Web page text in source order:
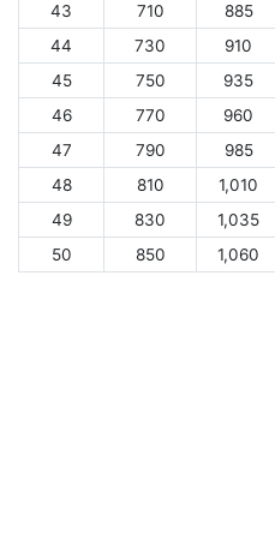
43
710 885
44
730 910
45
750 935
46
770 960
47
790 985
48
810 1,010
49
830 1,035
50
850 1,060